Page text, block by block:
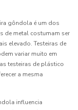
gôndola é um dos
de metal costumam ser
elevado. Testeiras de
variar muito em
testeiras de plástico
a mesma
influencia